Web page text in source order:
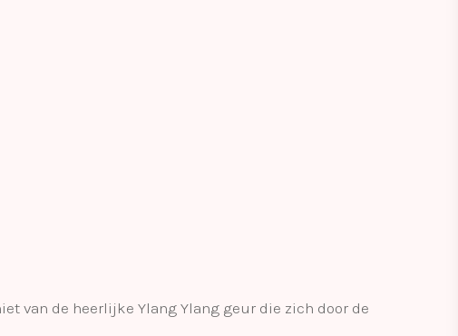
van de heerlijke Ylang Ylang geur die zich door de